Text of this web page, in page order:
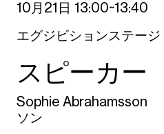
10月21日 13:00~13:40
エグジビションステージ
スピーカー
Sophie Abrahamsson
ソン